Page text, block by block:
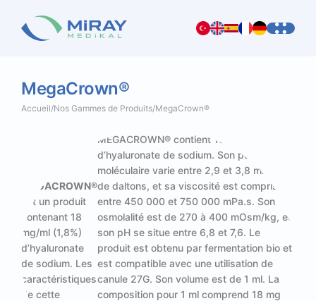
MegaCrown®
Accueil/Nos Gammes de Produits/MegaCrown®
MEGACROWN®
est un produit
contenant 18
mg/ml (1,8%)
d’hyaluronate
de sodium. Les
caractéristiques
de cette
MEGACROWN® contient 18 mg/ml (1,8%)
d’hyaluronate de sodium. Son poids
moléculaire varie entre 2,9 et 3,8 millions
de daltons, et sa viscosité est comprise
entre 450 000 et 750 000 mPa.s. Son
osmolalité est de 270 à 400 mOsm/kg, et
son pH se situe entre 6,8 et 7,6. Le
produit est obtenu par fermentation bio et
est compatible avec une utilisation de
canule 27G. Son volume est de 1 ml. La
composition pour 1 ml comprend 18 mg